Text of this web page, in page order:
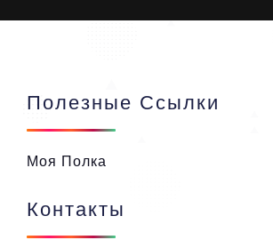
Полезные Ссылки
Моя Полка
Контакты